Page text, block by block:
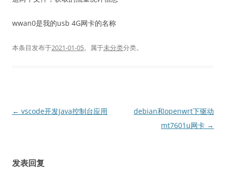
wwan0是我的usb 4G网卡的名称
本条目发布于2021-01-05。属于未分类分类。
文
← vscode开发Java控制台应用
debian和openwrt下驱动
mt7601u网卡 →
发表回复